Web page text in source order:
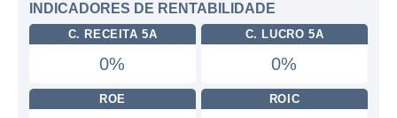
INDICADORES DE RENTABILIDADE
C. RECEITA 5A
0%
C. LUCRO 5A
0%
ROE ROIC